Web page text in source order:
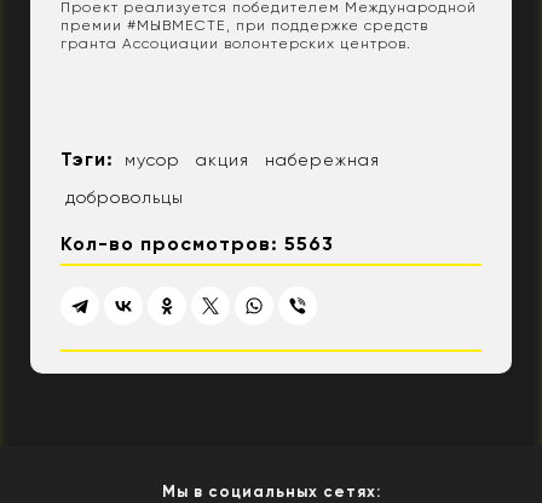
Проект реализуется победителем Международной
премии #МЫВМЕСТЕ, при поддержке средств
гранта Ассоциации волонтерских центров.
Тэги: мусор акция
набережная
добровольцы
Кол-во просмотров: 5563
Мы в социальных сетях: